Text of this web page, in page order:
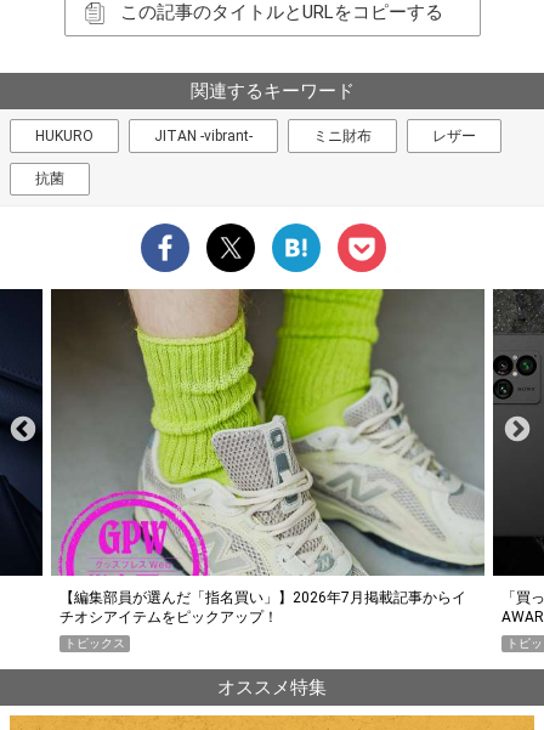
この記事のタイトルとURLをコピーする
関連するキーワード
HUKURO JITAN -vibrant- ミニ財布 レザー
抗菌
「買って損なし」の極上スマホ5選【GoodsPress 2026上半期
AWARD】
トピックス
薄着
PR
オススメ特集